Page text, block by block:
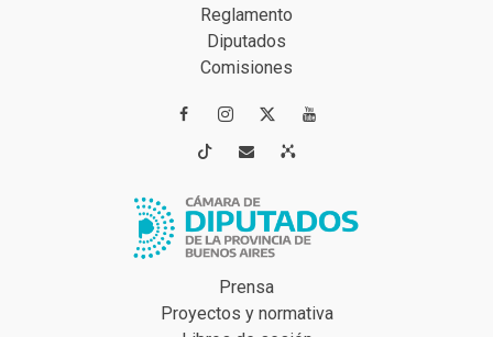
Reglamento
Diputados
Comisiones
 
 
Prensa
Proyectos y normativa